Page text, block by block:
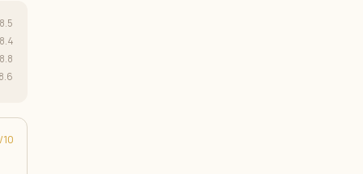
8.5
8.4
8.8
8.6